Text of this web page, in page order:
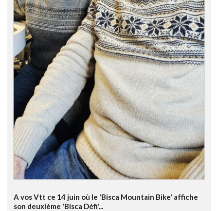
A vos Vtt ce 14 juin où le 'Bisca Mountain Bike' affiche
son deuxième 'Bisca Défi'...